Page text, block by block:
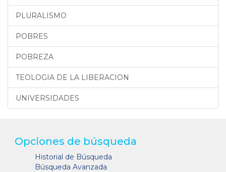
PLURALISMO
POBRES
POBREZA
TEOLOGIA DE LA LIBERACION
UNIVERSIDADES
Opciones de búsqueda
Historial de Búsqueda
Búsqueda Avanzada